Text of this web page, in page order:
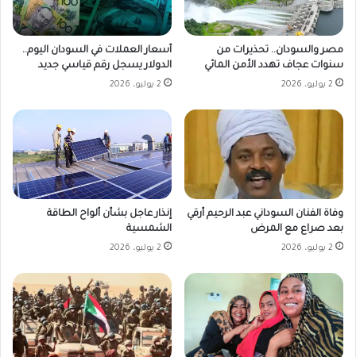
مصر والسودان.. تحذيرات من
سنوات عجاف تهدد الأمن المائي
2 يوليو، 2026
أسعار العملات في السودان اليوم..
الدولار يسجل رقم قياسي جديد
2 يوليو، 2026
وفاة الفنان السوداني عبد الرحيم أرقي
بعد صراع مع المرض
2 يوليو، 2026
إنذار عاجل بشأن ألواح الطاقة
الشمسية
2 يوليو، 2026